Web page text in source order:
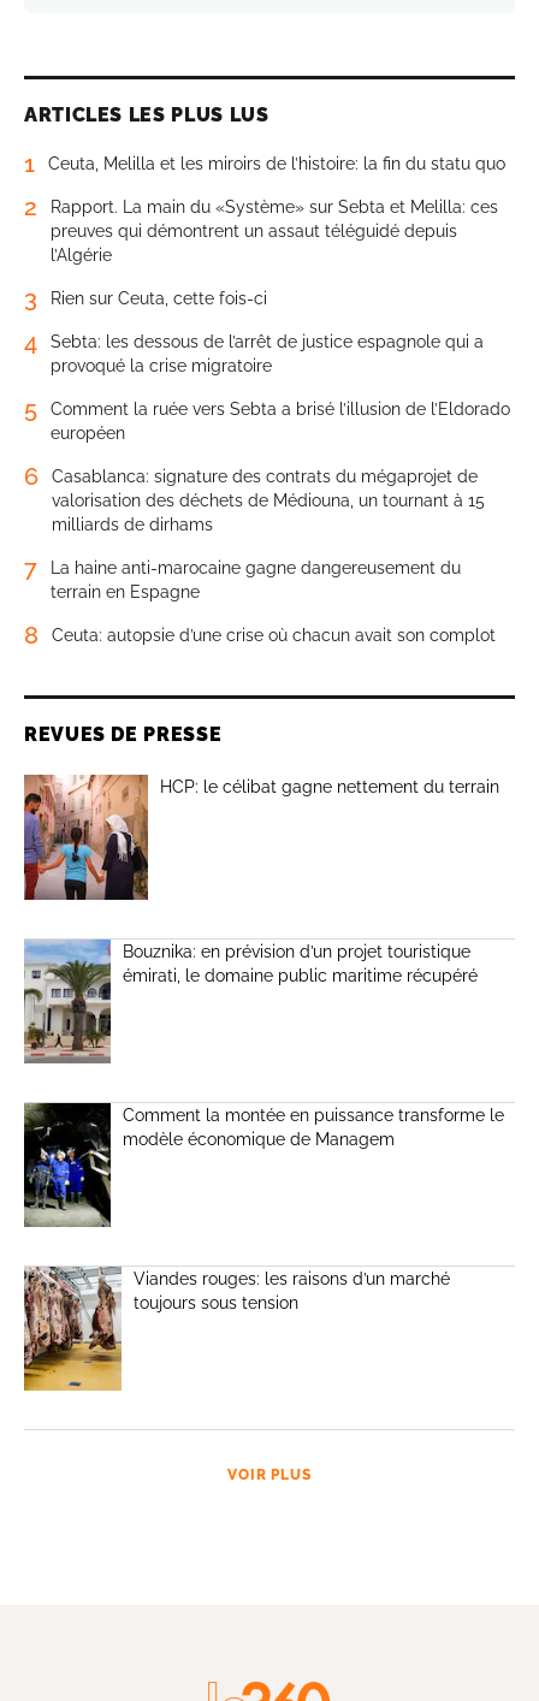
ARTICLES LES PLUS LUS
1 Ceuta, Melilla et les miroirs de l’histoire: la fin du statu quo
2
Rapport. La main du «Système» sur Sebta et Melilla: ces
preuves qui démontrent un assaut téléguidé depuis
l’Algérie
3 Rien sur Ceuta, cette fois-ci
4
Sebta: les dessous de l’arrêt de justice espagnole qui a
provoqué la crise migratoire
5
Comment la ruée vers Sebta a brisé l’illusion de l’Eldorado
européen
6
Casablanca: signature des contrats du mégaprojet de
valorisation des déchets de Médiouna, un tournant à 15
milliards de dirhams
7
La haine anti-marocaine gagne dangereusement du
terrain en Espagne
8 Ceuta: autopsie d’une crise où chacun avait son complot
REVUES DE PRESSE
HCP: le célibat gagne nettement du terrain
Bouznika: en prévision d’un projet touristique
émirati, le domaine public maritime récupéré
Comment la montée en puissance transforme le
modèle économique de Managem
Viandes rouges: les raisons d’un marché
toujours sous tension
VOIR PLUS